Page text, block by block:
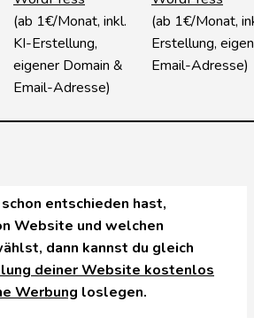
(ab 1€/Monat, inkl.
KI-Erstellung,
eigener Domain &
Email-Adresse)
(ab 1€/Monat,
Erstellung,
Email-Adresse)
entschieden hast,
Website und welchen
dann kannst du gleich
deiner Website kostenlos
Werbung loslegen.